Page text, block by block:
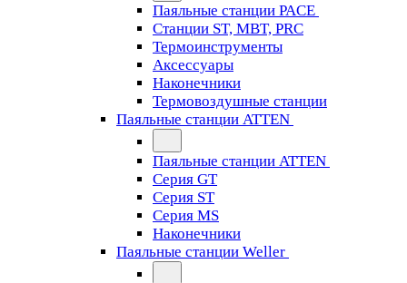
Паяльные станции PACE
Станции ST, MBT, PRC
Термоинструменты
Аксессуары
Наконечники
Термовоздушные станции
Паяльные станции ATTEN
Паяльные станции ATTEN
Серия GT
Серия ST
Серия MS
Наконечники
Паяльные станции Weller